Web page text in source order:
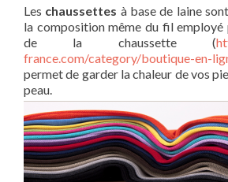
Les chaussettes à base de laine
la composition même du fil
de la chaussette (
france.com/category/boutique-en-
permet de garder la chaleur de vos
peau.